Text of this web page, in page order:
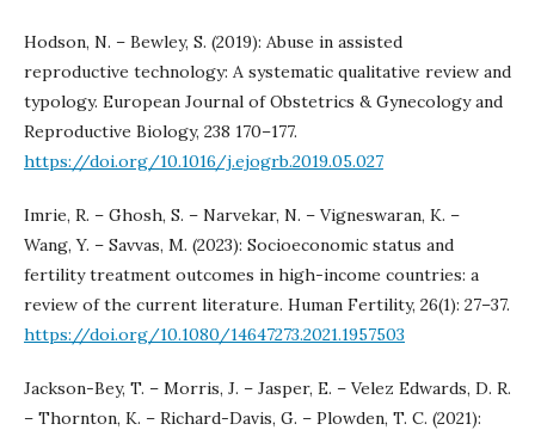
Hodson, N. – Bewley, S. (2019): Abuse in assisted
reproductive technology: A systematic qualitative review and
typology. European Journal of Obstetrics & Gynecology and
Reproductive Biology, 238 170–177.
https://doi.org/10.1016/j.ejogrb.2019.05.027
Imrie, R. – Ghosh, S. – Narvekar, N. – Vigneswaran, K. –
Wang, Y. – Savvas, M. (2023): Socioeconomic status and
fertility treatment outcomes in high-income countries: a
review of the current literature. Human Fertility, 26(1): 27–37.
https://doi.org/10.1080/14647273.2021.1957503
Jackson-Bey, T. – Morris, J. – Jasper, E. – Velez Edwards, D. R.
– Thornton, K. – Richard-Davis, G. – Plowden, T. C. (2021):